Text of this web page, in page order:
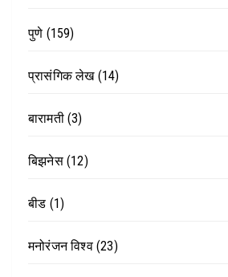
पुणे (159)
प्रासंगिक लेख(14)
बारामती(3)
बिझनेस(12)
बीड (1)
मनोरंजन विश्व(23)